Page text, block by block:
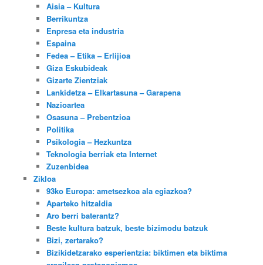
Aisia – Kultura
Berrikuntza
Enpresa eta industria
Espaina
Fedea – Etika – Erlijioa
Giza Eskubideak
Gizarte Zientziak
Lankidetza – Elkartasuna – Garapena
Nazioartea
Osasuna – Prebentzioa
Politika
Psikologia – Hezkuntza
Teknologia berriak eta Internet
Zuzenbidea
Zikloa
93ko Europa: ametsezkoa ala egiazkoa?
Aparteko hitzaldia
Aro berri baterantz?
Beste kultura batzuk, beste bizimodu batzuk
Bizi, zertarako?
Bizikidetzarako esperientzia: biktimen eta biktima